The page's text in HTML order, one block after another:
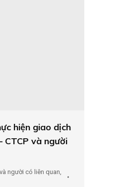
hiện giao dịch
CTCP và người
người có liên quan